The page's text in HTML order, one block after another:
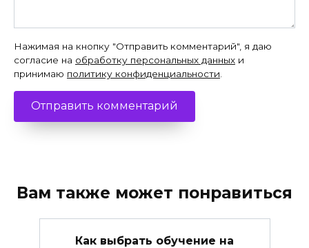
Нажимая на кнопку "Отправить комментарий", я даю
согласие на обработку персональных данных и
принимаю политику конфиденциальности
Вам также может понравиться
Как выбрать обучение на